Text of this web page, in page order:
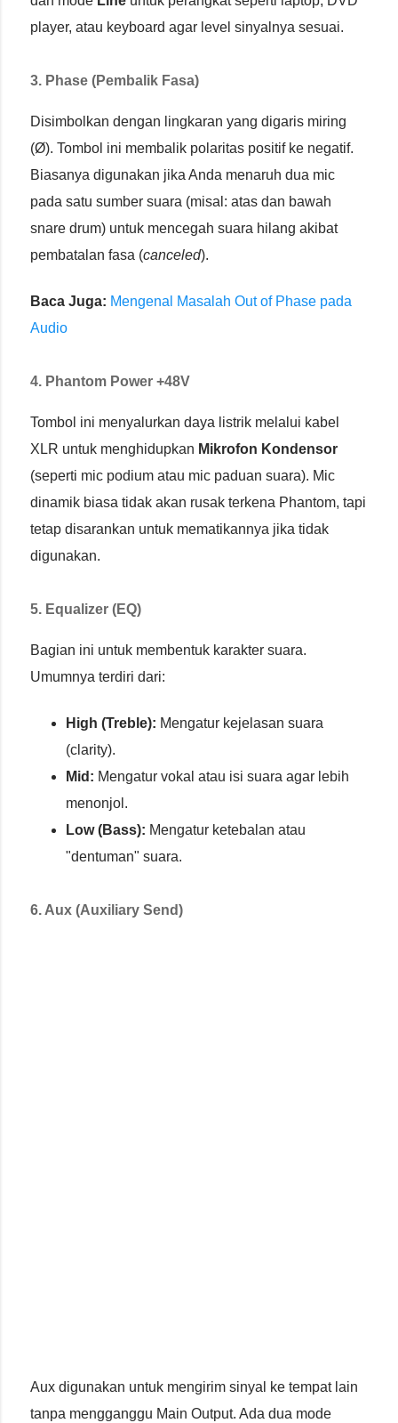
player, atau keyboard agar level sinyalnya sesuai.
3. Phase (Pembalik Fasa)
Disimbolkan dengan lingkaran yang digaris miring
(Ø). Tombol ini membalik polaritas positif ke negatif.
Biasanya digunakan jika Anda menaruh dua mic
pada satu sumber suara (misal: atas dan bawah
snare drum) untuk mencegah suara hilang akibat
pembatalan fasa (canceled).
Baca Juga: Mengenal Masalah Out of Phase pada
Audio
4. Phantom Power +48V
Tombol ini menyalurkan daya listrik melalui kabel
XLR untuk menghidupkan Mikrofon Kondensor
(seperti mic podium atau mic paduan suara). Mic
dinamik biasa tidak akan rusak terkena Phantom, tapi
tetap disarankan untuk mematikannya jika tidak
digunakan.
5. Equalizer (EQ)
Bagian ini untuk membentuk karakter suara.
Umumnya terdiri dari:
High (Treble): Mengatur kejelasan suara
(clarity).
Mid: Mengatur vokal atau isi suara agar lebih
menonjol.
Low (Bass): Mengatur ketebalan atau
"dentuman" suara.
6. Aux (Auxiliary Send)
Aux digunakan untuk mengirim sinyal ke tempat lain
tanpa mengganggu Main Output. Ada dua mode